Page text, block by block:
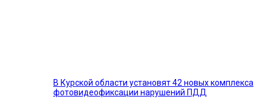
В Курской области установят 42 новых комплекса
фотовидеофиксации нарушений ПДД